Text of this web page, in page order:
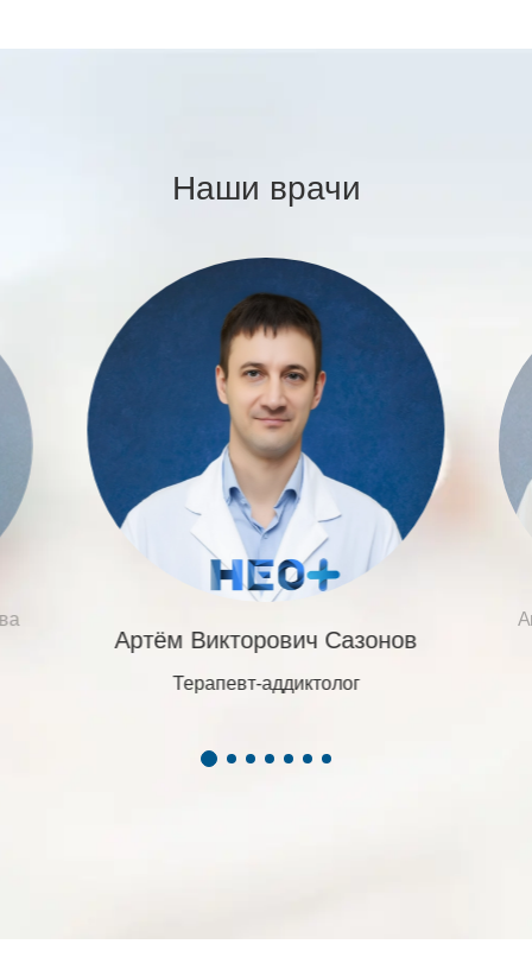
Наши врачи
Артём Викторович Сазонов
Терапевт-аддиктолог